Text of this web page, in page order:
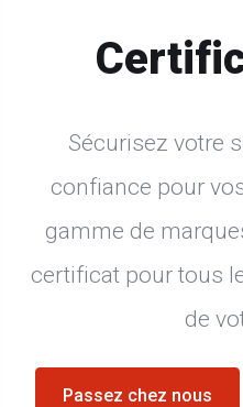
Sécurisez votre
confiance pour
gamme de
certificat pour tous
de
Passez chez nous